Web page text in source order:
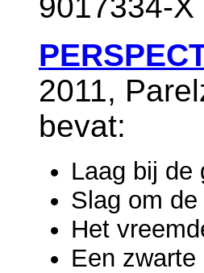
2011,
bevat:
Laag bij de
Slag om de
Het
Een